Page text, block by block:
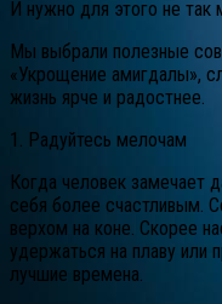
И нужно для этого не так
Мы выбрали полезные
«Укрощение амигдалы»,
жизнь ярче и радостнее.
1. Радуйтесь мелочам
Когда человек замечает
себя более счастливым.
верхом на коне. Скорее
удержаться на плаву или
лучшие времена.